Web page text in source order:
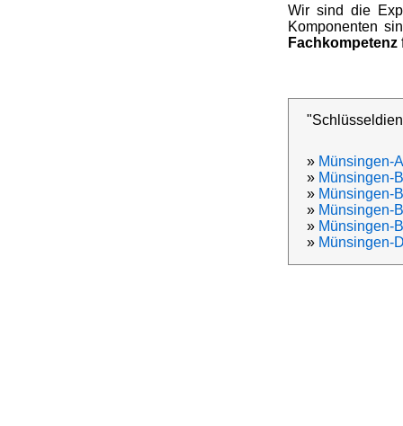
Wir sind die
Komponenten
Fachkompetenz
» Münsingen-
» Münsingen-
» Münsingen-
» Münsingen-
» Münsingen-
» Münsingen-